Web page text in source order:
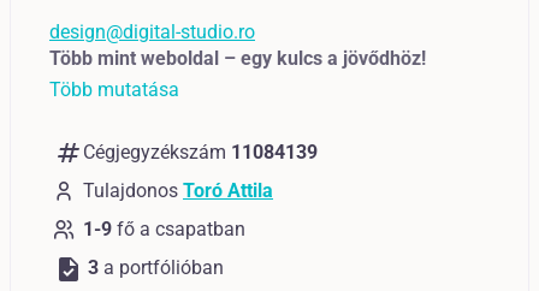
design@digital-studio.ro
Több mint weboldal – egy kulcs a jövődhöz!
Több mutatása
numbers Cégjegyzékszám 11084139
Tulajdonos Toró Attila
1-9 fő a csapatban
task 3 a portfólióban